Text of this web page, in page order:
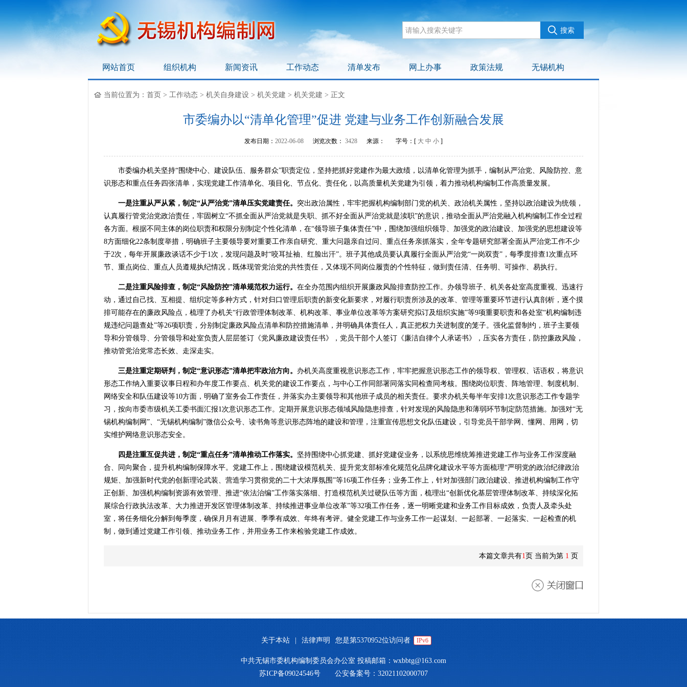
网站首页 组织机构 新闻资讯 工作动态 清单发布 网上办事 政策法规 无锡机构
当前位置为： 首页 > 工作动态 > 机关自身建设 > 机关党建 > 机关党建 > 正文
市委编办以“清单化管理”促进 党建与业务工作创新融合发展
发布日期： 2022-06-08 浏览次数： 3428 来源： 字号：[ 大 中 小 ]
市委编办机关坚持“围绕中心、建设队伍、服务群众”职责定位，坚持把抓好党建作为最大政绩，以清单化管理为抓手，编制从严治党、风险防控、意
识形态和重点任务四张清单，实现党建工作清单化、项目化、节点化、责任化，以高质量机关党建为引领，着力推动机构编制工作高质量发展。
一是注重从严从紧，制定“从严治党”清单压实党建责任。 突出政治属性，牢牢把握机构编制部门党的机关、政治机关属性，坚持以政治建设为统领，
认真履行管党治党政治责任，牢固树立“不抓全面从严治党就是失职、抓不好全面从严治党就是渎职”的意识，推动全面从严治党融入机构编制工作全过程
各方面。根据不同主体的岗位职责和权限分别制定个性化清单，在“领导班子集体责任”中，围绕加强组织领导、加强党的政治建设、加强党的思想建设等
8方面细化22条制度举措，明确班子主要领导要对重要工作亲自研究、重大问题亲自过问、重点任务亲抓落实，全年专题研究部署全面从严治党工作不少
于2次，每年开展廉政谈话不少于1次，发现问题及时“咬耳扯袖、红脸出汗”。班子其他成员要认真履行全面从严治党“一岗双责”，每季度排查1次重点环
节、重点岗位、重点人员遵规执纪情况，既体现管党治党的共性责任，又体现不同岗位履责的个性特征，做到责任清、任务明、可操作、易执行。
二是注重风险排查，制定“风险防控”清单规范权力运行。 在全办范围内组织开展廉政风险排查防控工作。办领导班子、机关各处室高度重视、迅速行
动，通过自己找、互相提、组织定等多种方式，针对归口管理后职责的新变化新要求，对履行职责所涉及的改革、管理等重要环节进行认真剖析，逐个摸
排可能存在的廉政风险点，梳理了办机关“行政管理体制改革、机构改革、事业单位改革等方案研究拟订及组织实施”等9项重要职责和各处室“机构编制违
规违纪问题查处”等26项职责，分别制定廉政风险点清单和防控措施清单，并明确具体责任人，真正把权力关进制度的笼子。强化监督制约，班子主要领
导和分管领导、分管领导和处室负责人层层签订《党风廉政建设责任书》，党员干部个人签订《廉洁自律个人承诺书》，压实各方责任，防控廉政风险，
推动管党治党常态长效、走深走实。
三是注重定期研判，制定“意识形态”清单把牢政治方向。 办机关高度重视意识形态工作，牢牢把握意识形态工作的领导权、管理权、话语权，将意识
形态工作纳入重要议事日程和办年度工作要点、机关党的建设工作要点，与中心工作同部署同落实同检查同考核。围绕岗位职责、阵地管理、制度机制、
网络安全和队伍建设等10方面，明确了室务会工作责任，并落实办主要领导和其他班子成员的相关责任。要求办机关每半年安排1次意识形态工作专题学
习，按向市委市级机关工委书面汇报1次意识形态工作。定期开展意识形态领域风险隐患排查，针对发现的风险隐患和薄弱环节制定防范措施。加强对“无
锡机构编制网”、“无锡机构编制”微信公众号、读书角等意识形态阵地的建设和管理，注重宣传思想文化队伍建设，引导党员干部学网、懂网、用网，切
实维护网络意识形态安全。
四是注重互促共进，制定“重点任务”清单推动工作落实。 坚持围绕中心抓党建、抓好党建促业务，以系统思维统筹推进党建工作与业务工作深度融
合、同向聚合，提升机构编制保障水平。党建工作上，围绕建设模范机关、提升党支部标准化规范化品牌化建设水平等方面梳理“严明党的政治纪律政治
规矩、加强新时代党的创新理论武装、营造学习贯彻党的二十大浓厚氛围”等16项工作任务；业务工作上，针对加强部门政治建设、推进机构编制工作守
正创新、加强机构编制资源有效管理、推进“依法治编”工作落实落细、打造模范机关过硬队伍等方面，梳理出“创新优化基层管理体制改革、持续深化拓
展综合行政执法改革、大力推进开发区管理体制改革、持续推进事业单位改革”等32项工作任务，逐一明晰党建和业务工作目标成效，负责人及牵头处
室，将任务细化分解到每季度，确保月月有进展、季季有成效、年终有考评。健全党建工作与业务工作一起谋划、一起部署、一起落实、一起检查的机
制，做到通过党建工作引领、推动业务工作，并用业务工作来检验党建工作成效。
本篇文章共有1页 当前为第 1 页
关于本站 法律声明 您是第5370952位访问者 IPv6
中共无锡市委机构编制委员会办公室 投稿邮箱：wxbbtg@163.com
苏ICP备09024546号
公安备案号：32021102000707